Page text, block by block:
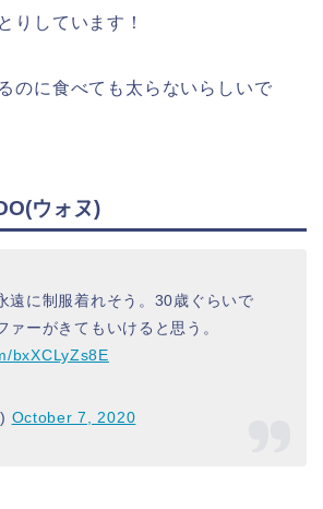
りしています！
のに食べても太らないらしいで
ウォヌ)
遠に制服着れそう。30歳ぐらいで
ァーがきてもいけると思う。
bxXCLyZs8E
October 7, 2020